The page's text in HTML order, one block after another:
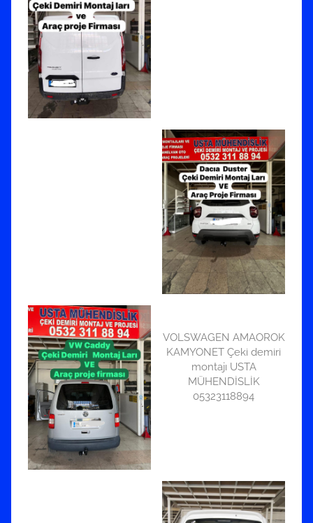
VOLSWAGEN AMAOROK
KAMYONET Çeki demiri
montajı USTA
MÜHENDİSLİK
05323118894